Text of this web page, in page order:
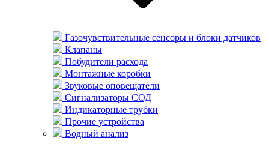
Газочувствительные сенсоры и блоки датчиков
Клапаны
Побудители расхода
Монтажные коробки
Звуковые оповещатели
Сигнализаторы СОД
Индикаторные трубки
Прочие устройства
Водный анализ